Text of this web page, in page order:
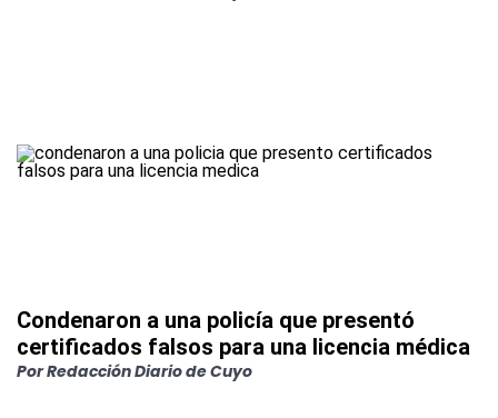
Condenaron a una policía que presentó
certificados falsos para una licencia médica
PorRedacción Diario de Cuyo